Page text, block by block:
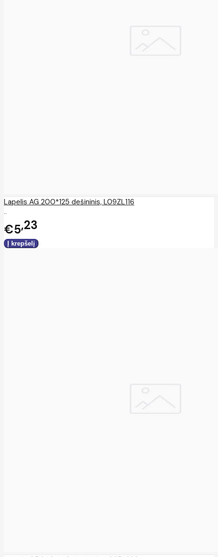
Lapelis AG 200*125 dešininis, L09ZL116
..
€5 23